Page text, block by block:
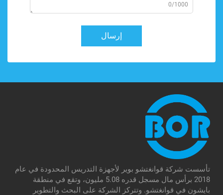
0/1000
إرسال
تأسست شركة قوانغتشو بوير لأجهزة التدريس المحدودة في عام
2018 برأس مال مسجل قدره 5.08 مليون، وتقع في منطقة
بايشون في قوانغتشو. وتتركز الشركة على البحث والتطوير